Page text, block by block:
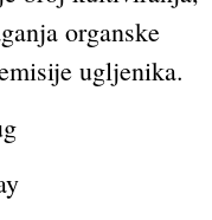
organske
ugljenika.